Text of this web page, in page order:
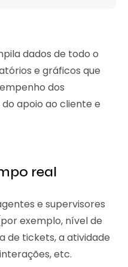
dados de todo o
e gráficos que
dos
apoio ao cliente e
real
e supervisores
exemplo, nível de
de tickets, a atividade
etc.